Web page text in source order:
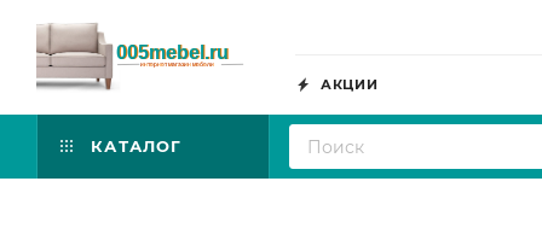
АКЦИИ
КАТАЛОГ